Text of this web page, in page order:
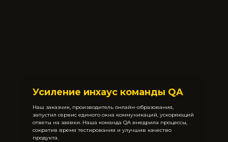
Усиление инхаус команды QA
Наш заказчик, производитель онлайн-образования,
запустил сервис единого окна коммуникаций, ускоряющий
ответы на заявки. Наша команда QA внедрила процессы,
сократив время тестирования и улучшив качество
продукта.